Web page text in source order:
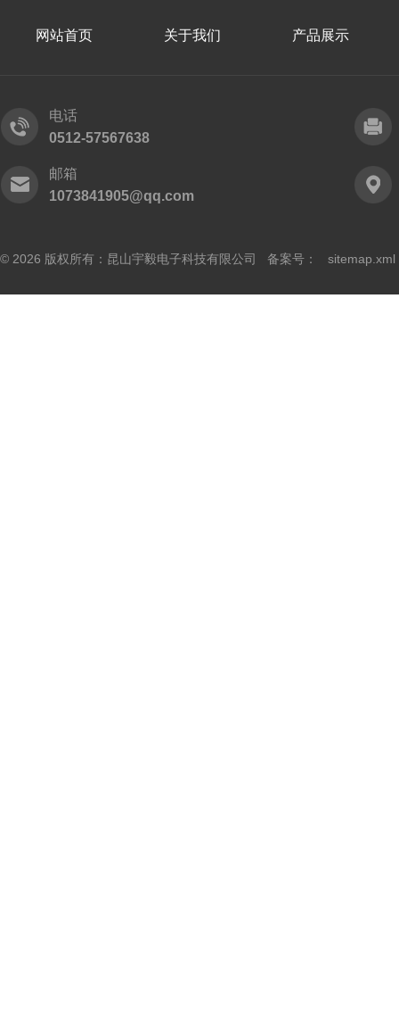
网站首页 关于我们 产品展示
电话
0512-57567638
邮箱
1073841905@qq.com
© 2026 版权所有：昆山宇毅电子科技有限公司 备案号： sitemap.xml